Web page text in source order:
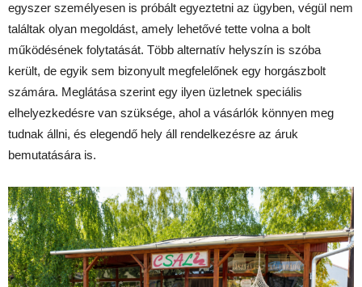
egyszer személyesen is próbált egyeztetni az ügyben, végül nem
találtak olyan megoldást, amely lehetővé tette volna a bolt
működésének folytatását. Több alternatív helyszín is szóba
került, de egyik sem bizonyult megfelelőnek egy horgászbolt
számára. Meglátása szerint egy ilyen üzletnek speciális
elhelyezkedésre van szüksége, ahol a vásárlók könnyen meg
tudnak állni, és elegendő hely áll rendelkezésre az áruk
bemutatására is.